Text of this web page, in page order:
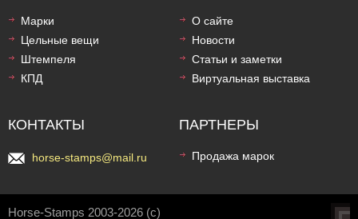
Марки
Цельные вещи
Штемпеля
КПД
О сайте
Новости
Статьи и заметки
Виртуальная выставка
КОНТАКТЫ
horse-stamps@mail.ru
ПАРТНЕРЫ
Продажа марок
Horse-Stamps 2003-2026 (c)